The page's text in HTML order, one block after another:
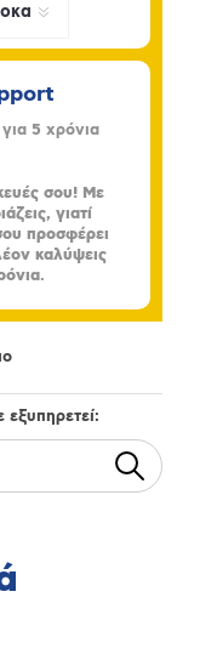
5 χρόνια
σου! Με
γιατί
προσφέρει
καλύψεις